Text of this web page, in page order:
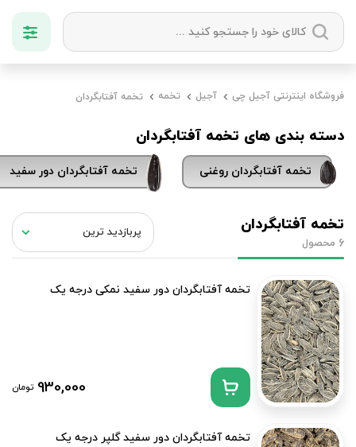
زعفران
فروشگاه اینترنتی آجیل چی آجیل تخمه تخمه آفتابگردان
دسته بندی های تخمه آفتابگردان
تخمه آفتابگردان روغنی تخمه آفتابگردان دور سفید
تخمه آفتابگردان
6 محصول
تخمه آفتابگردان دور سفید نمکی درجه یک
930,000 تومان
تخمه آفتابگردان دور سفید گلپر درجه یک